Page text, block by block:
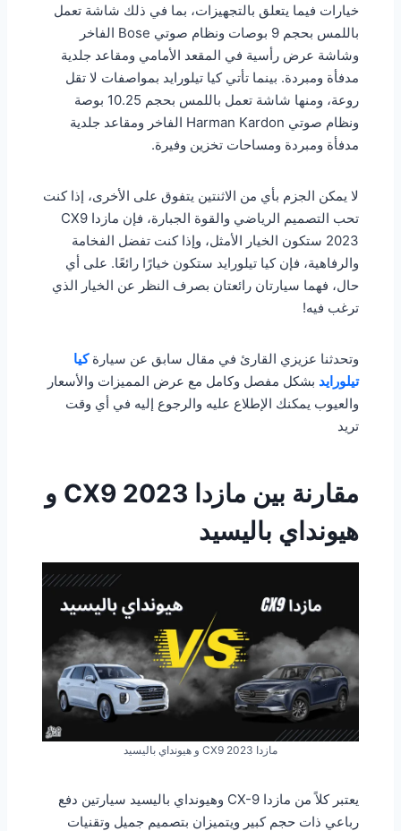
خيارات فيما يتعلق بالتجهيزات، بما في ذلك شاشة تعمل
باللمس بحجم 9 بوصات ونظام صوتي Bose الفاخر
وشاشة عرض رأسية في المقعد الأمامي ومقاعد جلدية
مدفأة ومبردة. بينما تأتي كيا تيلورايد بمواصفات لا تقل
روعة، ومنها شاشة تعمل باللمس بحجم 10.25 بوصة
ونظام صوتي Harman Kardon الفاخر ومقاعد جلدية
مدفأة ومبردة ومساحات تخزين وفيرة.
لا يمكن الجزم بأي من الاثنتين يتفوق على الأخرى، إذا كنت
تحب التصميم الرياضي والقوة الجبارة، فإن مازدا CX9
2023 ستكون الخيار الأمثل، وإذا كنت تفضل الفخامة
والرفاهية، فإن كيا تيلورايد ستكون خيارًا رائعًا. على أي
حال، فهما سيارتان رائعتان بصرف النظر عن الخيار الذي
ترغب فيه!
وتحدثنا عزيزي القارئ في مقال سابق عن سيارةكيا
تيلورايد بشكل مفصل وكامل مع عرض المميزات والأسعار
والعيوب يمكنك الإطلاع عليه والرجوع إليه في أي وقت
تريد
مقارنة بين مازدا CX9 2023 و
هيونداي باليسيد
مازدا CX9 2023 و هيونداي باليسيد
يعتبر كلاً من مازدا CX-9 وهيونداي باليسيد سيارتين دفع
رباعي ذات حجم كبير ويتميزان بتصميم جميل وتقنيات